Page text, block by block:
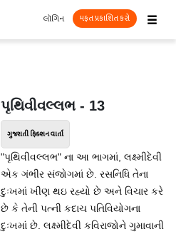
☰
લૉગિન મફત પ્રકાશિત કરો
પૃથિવીવલ્લભ - 13
ગુજરાતી ફિક્શન વાર્તા
"પૃથિવીવલ્લભ" ના આ ભાગમાં, લક્ષ્મીદેવી
એક ગંભીર સંજોગમાં છે. રસનિધિ તેના
દુઃખમાં ખીણ થઇ રહ્યો છે અને વિચાર કરે
છે કે તેની પત્ની કદાચ પતિવિયોગના
દુઃખમાં છે. લક્ષ્મીદેવી કવિરાજોને ગુમાવાની